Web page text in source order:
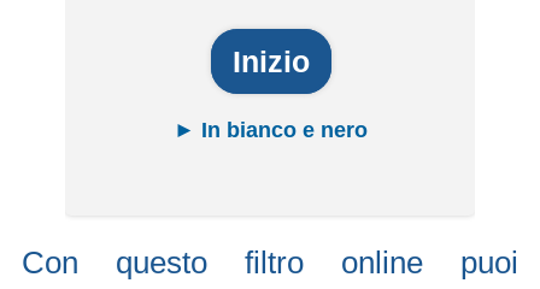
Inizio
► In bianco e nero
Con questo filtro online puoi